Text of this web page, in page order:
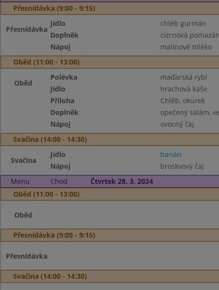
Přesnídávka (9:00 - 9:15)
Přesnídávka
Jídlo
chléb gurmán
Doplněk
cizrnová
Nápoj
malinové mléko
Oběd (11:00 - 13:00)
Oběd
Polévka
maďarská rybí
Jídlo
hrachová kaše
Příloha
Chléb, okurek
Doplněk
opečený salám,
Nápoj
ovocný čaj
Svačina (14:00 - 14:30)
Svačina
Jídlo
banán
Nápoj
broskvový čaj
Menu
Chod
Čtvrtek 28. 3. 2024
Oběd (11:00 - 13:00)
Oběd
Přesnídávka (9:00 - 9:15)
Přesnídávka
Svačina (14:00 - 14:30)